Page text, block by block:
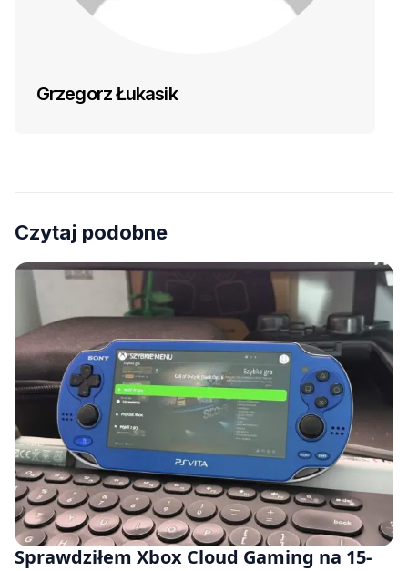
Grzegorz Łukasik
Czytaj podobne
Sprawdziłem Xbox Cloud Gaming na 15-